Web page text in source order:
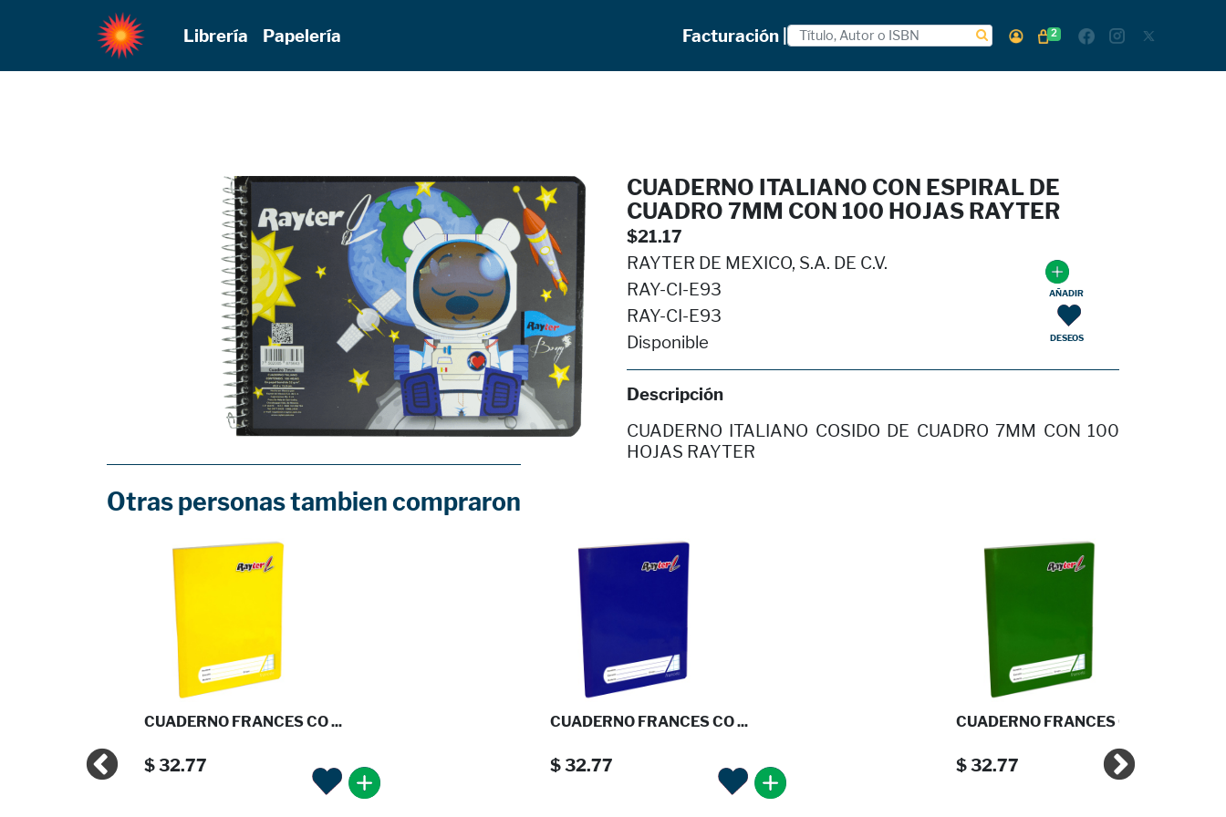
Librería Papelería Facturación | 2
CUADERNO ITALIANO CON ESPIRAL DE
CUADRO 7MM CON 100 HOJAS RAYTER
$21.17
RAYTER DE MEXICO, S.A. DE C.V.
RAY-CI-E93
RAY-CI-E93
Disponible
Descripción
AÑADIR
DESEOS
CUADERNO ITALIANO COSIDO DE CUADRO 7MM CON 100
HOJAS RAYTER
Otras personas tambien compraron
CUADERNO FRANCES CO ...
$ 32.77
CUADERNO FRANCES CO ...
$ 32.77
CUADERNO FRANCES CO ...
$ 32.77